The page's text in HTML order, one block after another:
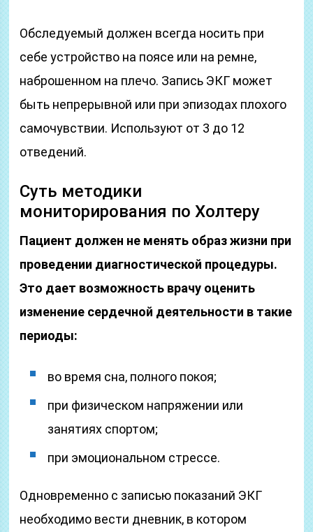
Обследуемый должен всегда носить при
себе устройство на поясе или на ремне,
наброшенном на плечо. Запись ЭКГ может
быть непрерывной или при эпизодах плохого
самочувствии. Используют от 3 до 12
отведений.
Суть методики
мониторирования по Холтеру
Пациент должен не менять образ жизни при
проведении диагностической процедуры.
Это дает возможность врачу оценить
изменение сердечной деятельности в такие
периоды:
во время сна, полного покоя;
при физическом напряжении или
занятиях спортом;
при эмоциональном стрессе.
Одновременно с записью показаний ЭКГ
необходимо вести дневник, в котором